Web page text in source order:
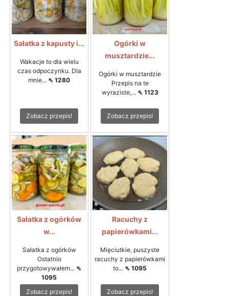
Sałatka z kapusty i...
Wakacje to dla wielu
czas odpoczynku. Dla
mnie... ⇖ 1280
Zobacz przepis!
Ogórki w
musztardzie...
Ogórki w musztardzie
Przepis na te
wyraziste,... ⇖ 1123
Zobacz przepis!
Sałatka z ogórków
w...
Sałatka z ogórków
Ostatnio
przygotowywałem... ⇖
1095
Zobacz przepis!
Racuchy z
papierówkami...
Mięciutkie, puszyste
racuchy z papierówkami
to... ⇖ 1095
Zobacz przepis!